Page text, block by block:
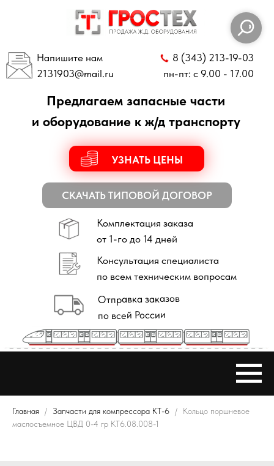
пн-пт: с 9.00 - 17.00
2131903
СКАЧАТЬ ТИПОВОЙ ДОГОВОР
Предлагаем запасные части
Комплектация заказа
от 1-го до 14 дней
по всем техническим вопросам
по всей России
Главная Запчасти для компрессора КТ-6
Кольцо поршневое
маслосъемное ЦВД 0-4 гр КТ6.08.008-1